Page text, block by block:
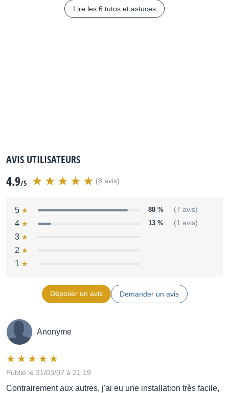
Lire les 6 tutos et astuces
AVIS UTILISATEURS
4.9/5 (8 avis)
5 88 % (7 avis)
4 13 % (1 avis)
3
2
1
Déposer un avis Demander un avis
Anonyme
Publié le 31/03/07 à 21:19
Contrairement aux autres, j'ai eu une installation très facile,